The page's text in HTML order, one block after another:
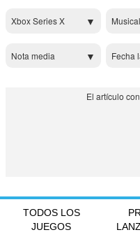
Xbox Series X Musical
Nota media Fecha
TODOS LOS
JUEGOS